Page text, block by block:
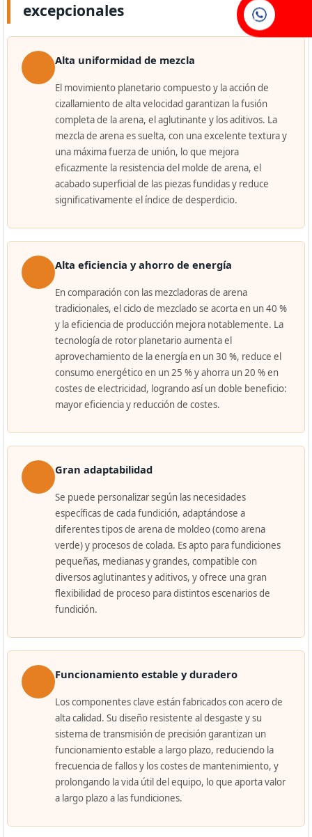
excepcionales
Alta uniformidad de mezcla
El movimiento planetario compuesto y la acción de
cizallamiento de alta velocidad garantizan la fusión
completa de la arena, el aglutinante y los aditivos. La
mezcla de arena es suelta, con una excelente textura y
una máxima fuerza de unión, lo que mejora
eficazmente la resistencia del molde de arena, el
acabado superficial de las piezas fundidas y reduce
significativamente el índice de desperdicio.
Alta eficiencia y ahorro de energía
En comparación con las mezcladoras de arena
tradicionales, el ciclo de mezclado se acorta en un 40 %
y la eficiencia de producción mejora notablemente. La
tecnología de rotor planetario aumenta el
aprovechamiento de la energía en un 30 %, reduce el
consumo energético en un 25 % y ahorra un 20 % en
costes de electricidad, logrando así un doble beneficio:
mayor eficiencia y reducción de costes.
Gran adaptabilidad
Se puede personalizar según las necesidades
específicas de cada fundición, adaptándose a
diferentes tipos de arena de moldeo (como arena
verde) y procesos de colada. Es apto para fundiciones
pequeñas, medianas y grandes, compatible con
diversos aglutinantes y aditivos, y ofrece una gran
flexibilidad de proceso para distintos escenarios de
fundición.
Funcionamiento estable y duradero
Los componentes clave están fabricados con acero de
alta calidad. Su diseño resistente al desgaste y su
sistema de transmisión de precisión garantizan un
funcionamiento estable a largo plazo, reduciendo la
frecuencia de fallos y los costes de mantenimiento, y
prolongando la vida útil del equipo, lo que aporta valor
a largo plazo a las fundiciones.